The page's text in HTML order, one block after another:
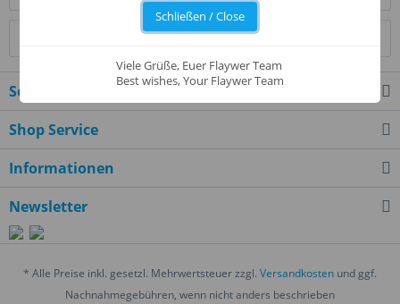
Kunden haben sich ebenfalls angesehen
Service Hotline
Shop Service
Informationen
Newsletter
* Alle Preise inkl. gesetzl. Mehrwertsteuer zzgl. Versandkosten und ggf.
Nachnahmegebühren, wenn nicht anders beschrieben
Schließen / Close
Viele Grüße, Euer Flaywer Team
Best wishes, Your Flaywer Team